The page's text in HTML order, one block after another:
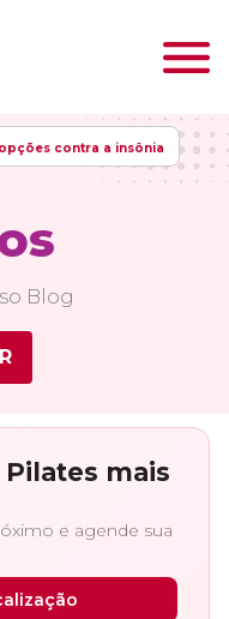
contra a insônia
Blog
mais
e agende sua